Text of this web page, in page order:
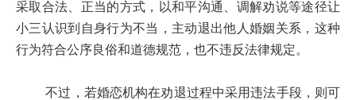
采取合法、正当的方式，以和平沟通、调解劝说等途径让
小三认识到自身行为不当，主动退出他人婚姻关系，这种
行为符合公序良俗和道德规范，也不违反法律规定。
不过，若婚恋机构在劝退过程中采用违法手段，则可